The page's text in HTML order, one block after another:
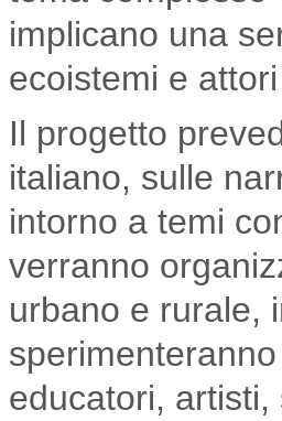
implicano una
ecoistemi e
Il progetto
italiano, sulle
intorno a temi
verranno
urbano e rurale,
educatori,